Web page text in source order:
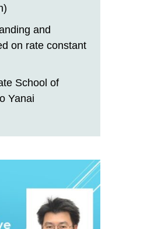
and
on rate constant
School of
Yanai